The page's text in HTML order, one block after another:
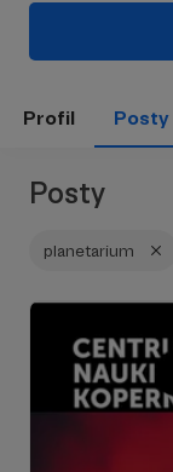
Profil Posty
Posty
planetarium